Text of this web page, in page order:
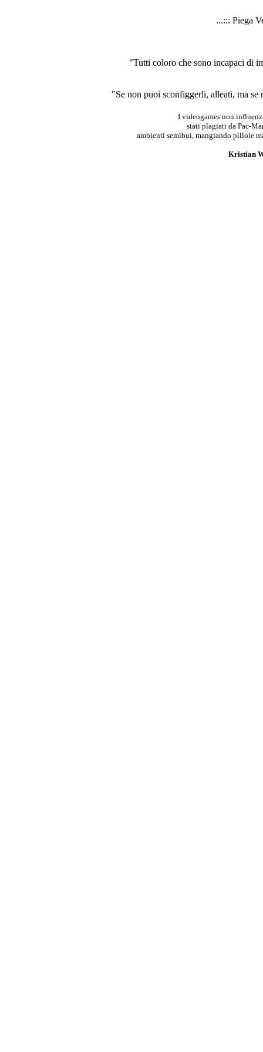
...::: Piega
"Tutti coloro che sono incapaci di
"Se non puoi sconfiggerli, alleati, ma
I videogames non
stati plagiati da Pac-
ambienti semibui, mangiando pillole
Kristian